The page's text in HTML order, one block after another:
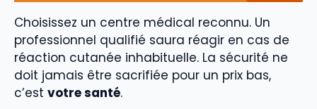
Choisissez un centre médical reconnu. Un
professionnel qualifié saura réagir en cas de
réaction cutanée inhabituelle. La sécurité ne
doit jamais être sacrifiée pour un prix bas,
c’est votre santé.